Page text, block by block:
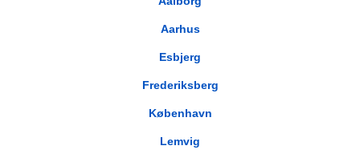
Aarhus
Esbjerg
Frederiksberg
København
Lemvig